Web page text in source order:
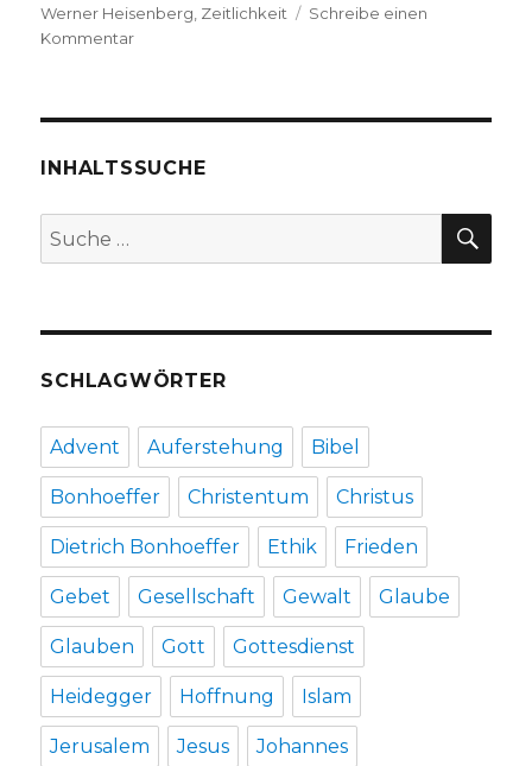
Werner Heisenberg Zeitlichkeit
Schreibe einen
Kommentarzu
Rezension
Konrad
Hamm
INHALTSSUCHE
Suche
nach:
SCHLAGWÖRTER
Advent Auferstehung Bibel
Bonhoeffer Christentum Christus
Dietrich Bonhoeffer Ethik Frieden
Gebet Gesellschaft Gewalt Glaube
Glauben Gott Gottesdienst
Heidegger Hoffnung Islam
Jerusalem Jesus Johannes